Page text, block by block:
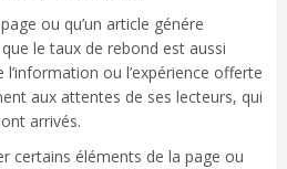
ou qu’un article génére
le taux de rebond est aussi
ou l’expérience offerte
aux attentes de ses lecteurs, qui
arrivés.
certains éléments de la page ou